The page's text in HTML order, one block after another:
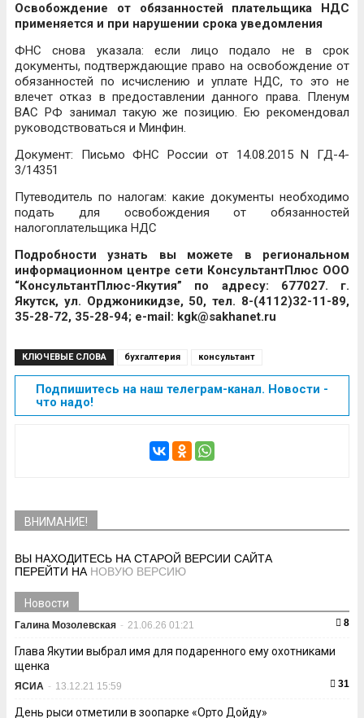
Освобождение от обязанностей плательщика НДС
применяется и при нарушении срока уведомления
ФНС снова указала: если лицо подало не в срок
документы, подтверждающие право на освобождение от
обязанностей по исчислению и уплате НДС, то это не
влечет отказ в предоставлении данного права. Пленум
ВАС РФ занимал такую же позицию. Ею рекомендовал
руководствоваться и Минфин.
Документ: Письмо ФНС России от 14.08.2015 N ГД-4-
3/14351
Путеводитель по налогам: какие документы необходимо
подать для освобождения от обязанностей
налогоплательщика НДС
Подробности узнать вы можете в региональном
информационном центре сети КонсультантПлюс ООО
“КонсультантПлюс-Якутия” по адресу: 677027. г.
Якутск, ул. Орджоникидзе, 50, тел. 8-(4112)32-11-89,
35-28-72, 35-28-94; е-mail: kgk@sakhanet.ru
КЛЮЧЕВЫЕ СЛОВА бухгалтерия консультант
Подпишитесь на наш телеграм-канал. Новости -
что надо!
ВНИМАНИЕ!
ВЫ НАХОДИТЕСЬ НА СТАРОЙ ВЕРСИИ САЙТА
ПЕРЕЙТИ НА НОВУЮ ВЕРСИЮ
Новости
Галина Мозолевская - 21.06.26 01:21 8
Глава Якутии выбрал имя для подаренного ему охотниками
щенка
ЯСИА - 13.12.21 15:59 31
День рыси отметили в зоопарке «Орто Дойду»